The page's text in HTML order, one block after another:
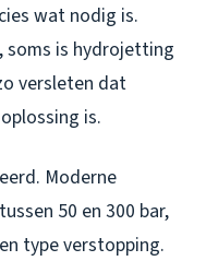
wat nodig is.
soms is hydrojetting
versleten dat
is.
Moderne
50 en 300 bar,
type verstopping.